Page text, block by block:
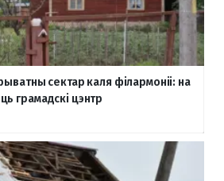
сектар каля філармоніі: на
грамадскі цэнтр